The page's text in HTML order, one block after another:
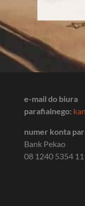
e-mail do biura
parafialnego:
numer konta
Bank Pekao
08 1240 5354